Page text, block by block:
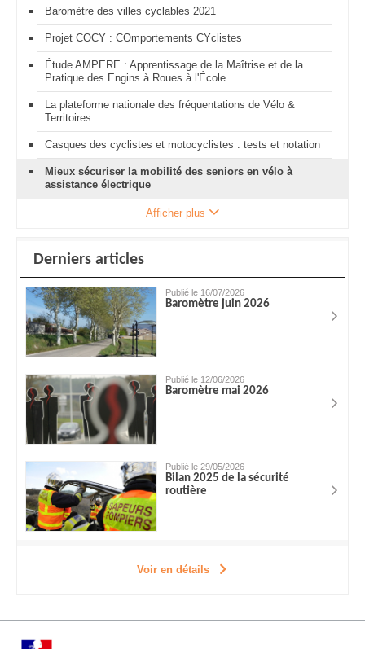
Baromètre des villes cyclables 2021
Projet COCY : COmportements CYclistes
Étude AMPERE : Apprentissage de la Maîtrise et de la
Pratique des Engins à Roues à l'École
La plateforme nationale des fréquentations de Vélo &
Territoires
Casques des cyclistes et motocyclistes : tests et notation
Mieux sécuriser la mobilité des seniors en vélo à
assistance électrique
Afficher plus
Derniers articles
Publié le 16/07/2026
Baromètre juin 2026
Publié le 12/06/2026
Baromètre mai 2026
Publié le 29/05/2026
Bilan 2025 de la sécurité
routière
Voir en détails